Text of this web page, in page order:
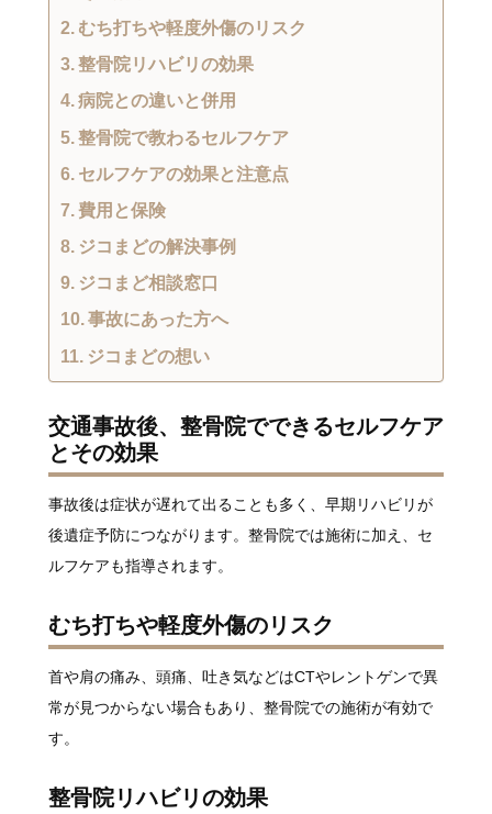
むち打ちや軽度外傷のリスク
整骨院リハビリの効果
病院との違いと併用
整骨院で教わるセルフケア
セルフケアの効果と注意点
費用と保険
ジコまどの解決事例
ジコまど相談窓口
事故にあった方へ
ジコまどの想い
交通事故後、整骨院でできるセルフケア
とその効果
事故後は症状が遅れて出ることも多く、早期リハビリが
後遺症予防につながります。整骨院では施術に加え、セ
ルフケアも指導されます。
むち打ちや軽度外傷のリスク
首や肩の痛み、頭痛、吐き気などはCTやレントゲンで異
常が見つからない場合もあり、整骨院での施術が有効で
す。
整骨院リハビリの効果